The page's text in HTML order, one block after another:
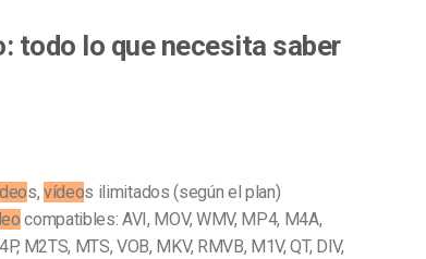
todo lo que necesita saber
s, vídeos ilimitados (según el plan)
compatibles: AVI, MOV, WMV, MP4, M4A,
M2TS, MTS, VOB, MKV, RMVB, M1V, QT, DIV,